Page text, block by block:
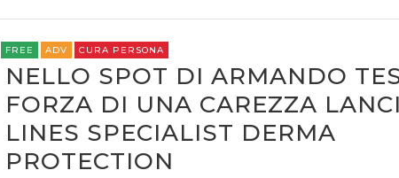
FREE ADV CURA PERSONA
NELLO SPOT DI ARMANDO
FORZA DI UNA CAREZZA
LINES SPECIALIST DERMA
PROTECTION